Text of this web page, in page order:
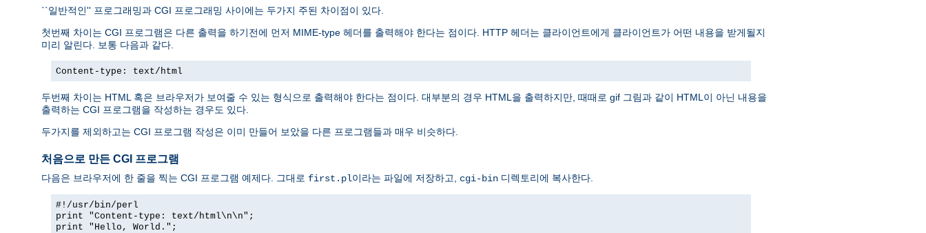
``일반적인'' 프로그래밍과 CGI 프로그래밍 사이에는 두가지 주된 차이점이 있다.
첫번째 차이는 CGI 프로그램은 다른 출력을 하기전에 먼저 MIME-type 헤더를 출력해야 한다는 점이다. HTTP 헤더는 클라이언트에게 클라이언트가 어떤 내용을 받게될지
미리 알린다. 보통 다음과 같다.
Content-type: text/html
두번째 차이는 HTML 혹은 브라우저가 보여줄 수 있는 형식으로 출력해야 한다는 점이다. 대부분의 경우 HTML을 출력하지만, 때때로 gif 그림과 같이 HTML이 아닌 내용을
출력하는 CGI 프로그램을 작성하는 경우도 있다.
두가지를 제외하고는 CGI 프로그램 작성은 이미 만들어 보았을 다른 프로그램들과 매우 비슷하다.
처음으로 만든 CGI 프로그램
다음은 브라우저에 한 줄을 찍는 CGI 프로그램 예제다. 그대로 first.pl이라는 파일에 저장하고, cgi-bin 디렉토리에 복사한다.
#!/usr/bin/perl
print "Content-type: text/html\n\n";
print "Hello, World.";